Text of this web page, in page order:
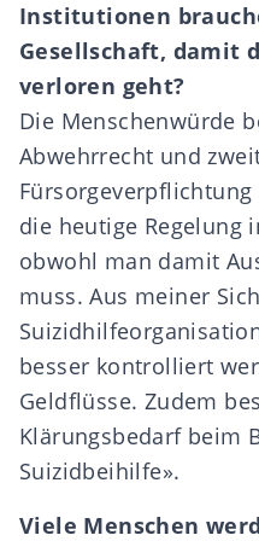
Institutionen
Gesellschaft, damit
verloren geht?
Die Menschenwürde
Abwehrrecht und
die heutige Regelung
obwohl man damit
muss. Aus meiner
besser kontrolliert
Geldflüsse. Zudem
Klärungsbedarf beim
Suizidbeihilfe».
Viele Menschen